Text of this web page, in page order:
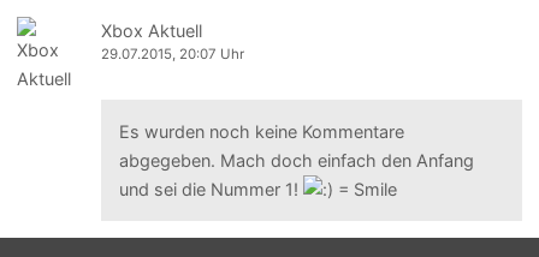
Xbox Aktuell
29.07.2015, 20:07 Uhr
Es wurden noch keine Kommentare
abgegeben. Mach doch einfach den Anfang
und sei die Nummer 1!